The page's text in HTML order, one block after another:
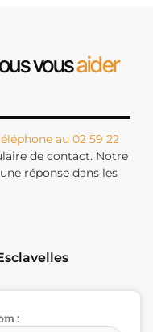
vousaider
au 02 59 22
de contact. Notre
réponse dans les
: